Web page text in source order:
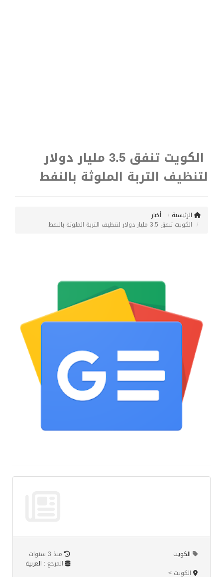
الكويت تنفق 3.5 مليار دولار
لتنظيف التربة الملوثة بالنفط
الرئيسية
أخبار
الكويت تنفق 3.5 مليار دولار لتنظيف التربة الملوثة بالنفط
منذ 3 سنوات
المرجع : العربية
الكويت
الكويت >